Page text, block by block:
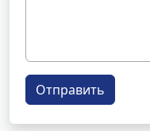
Отправить